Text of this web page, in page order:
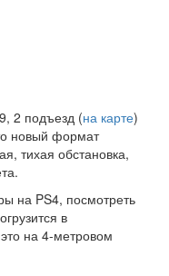
2 подъезд (на карте)
новый формат
тихая обстановка,
на PS4, посмотреть
в
на 4-метровом